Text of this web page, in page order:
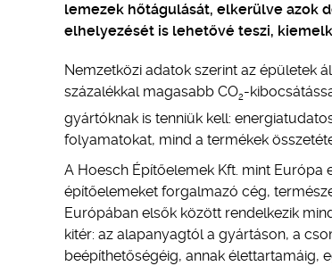
lemezek hőtágulását, elkerülve azok
elhelyezését is lehetővé teszi,
Nemzetközi adatok szerint az épületek
százalékkal magasabb CO2-
gyártóknak is tenniük kell:
folyamatokat, mind a termékek
A Hoesch Építőelemek Kft. mint
építőelemeket forgalmazó cég,
Európában elsők között rendelkezik
kitér: az alapanyagtól a gyártáson, a
beépíthetőségéig, annak élettartamáig,